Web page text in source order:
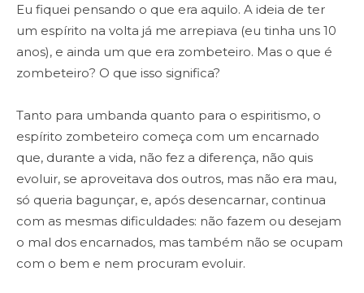
Eu fiquei pensando o que era aquilo. A ideia de ter
um espírito na volta já me arrepiava (eu tinha uns 10
anos), e ainda um que era zombeteiro. Mas o que é
zombeteiro? O que isso significa?
Tanto para umbanda quanto para o espiritismo, o
espírito zombeteiro começa com um encarnado
que, durante a vida, não fez a diferença, não quis
evoluir, se aproveitava dos outros, mas não era mau,
só queria bagunçar, e, após desencarnar, continua
com as mesmas dificuldades: não fazem ou desejam
o mal dos encarnados, mas também não se ocupam
com o bem e nem procuram evoluir.